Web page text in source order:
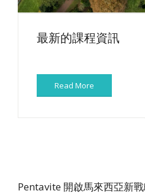
最新的課程資訊
Read More
Pentavite 開啟馬來西亞新